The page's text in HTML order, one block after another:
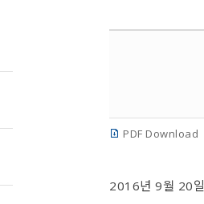
PDF Download
2016년 9월 20일